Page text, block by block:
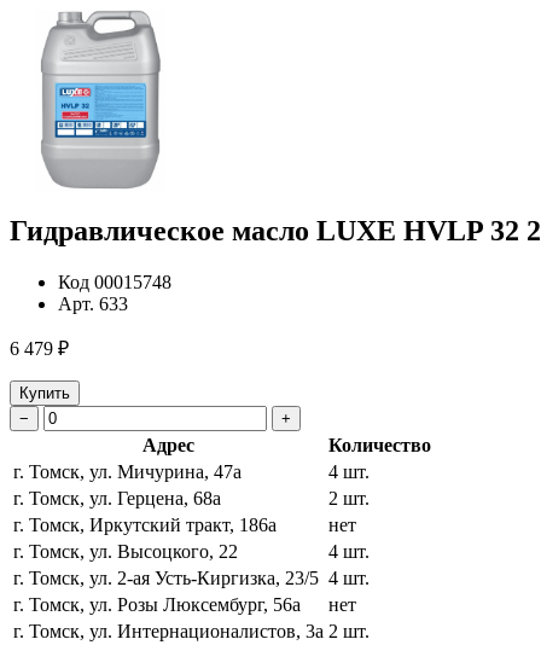
Гидравлическое масло LUXE HVLP 32
Код 00015748
Арт. 633
6 479 ₽
Купить
−
+
Адрес
Количество
г. Томск, ул. Мичурина, 47а
4 шт.
г. Томск, ул. Герцена, 68а
2 шт.
г. Томск, Иркутский тракт, 186а
нет
г. Томск, ул. Высоцкого, 22
4 шт.
г. Томск, ул. 2-ая Усть-Киргизка, 23/5 4 шт.
г. Томск, ул. Розы Люксембург, 56а
нет
г. Томск, ул. Интернационалистов, 3а 2 шт.